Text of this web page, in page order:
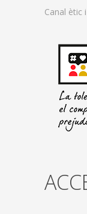
Canal ètic